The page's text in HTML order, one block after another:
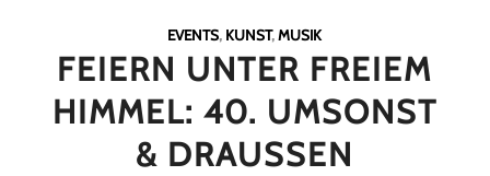
EVENTS, KUNST,MUSIK
FEIERN UNTER FREIEM
HIMMEL: 40. UMSONST
& DRAUSSEN